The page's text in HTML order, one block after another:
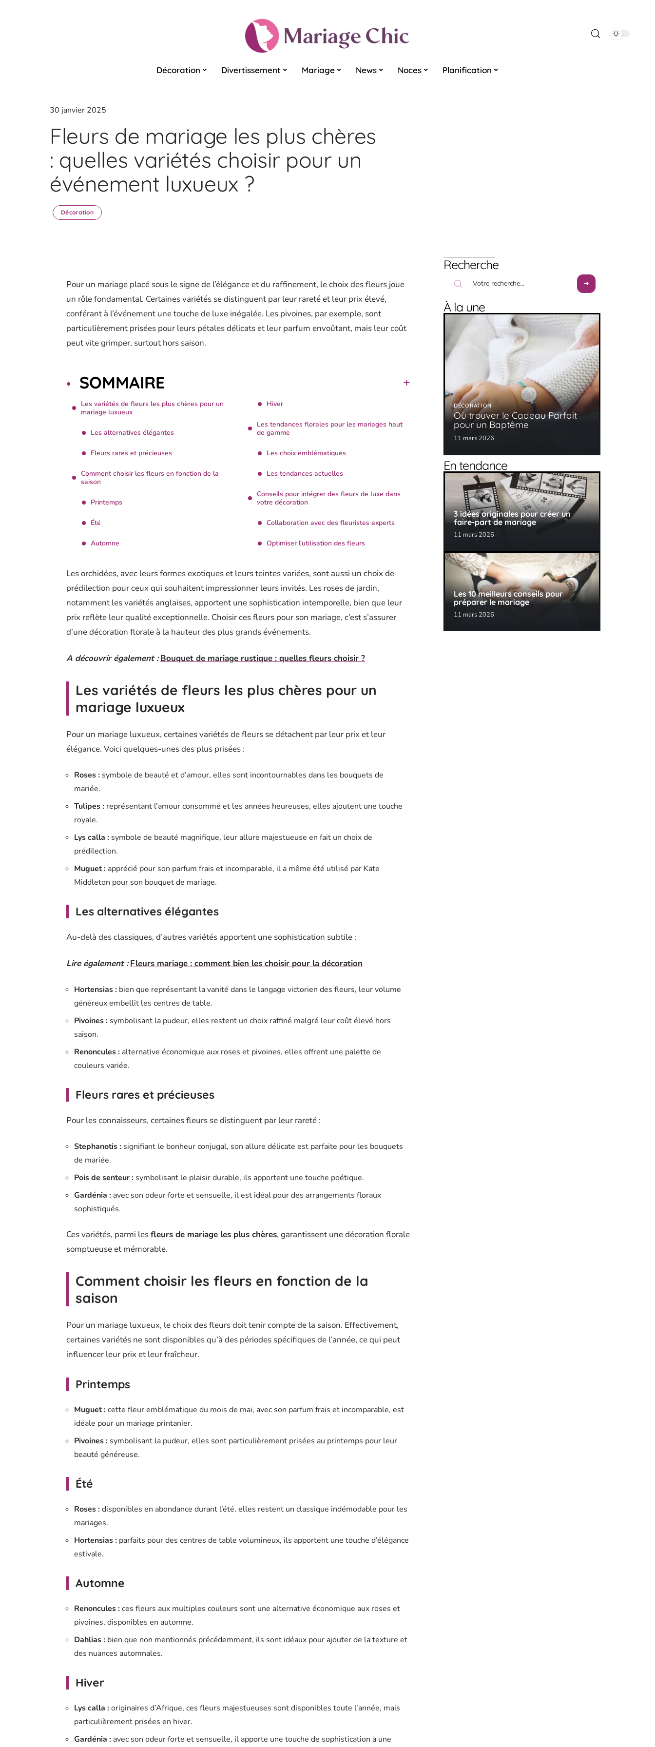
Décoration Divertissement Mariage News Noces Planification
30 janvier 2025
Fleurs de mariage les plus chères
: quelles variétés choisir pour un
événement luxueux ?
Décoration
Pour un mariage placé sous le signe de l’élégance et du raffinement, le choix des fleurs joue
un rôle fondamental. Certaines variétés se distinguent par leur rareté et leur prix élevé,
conférant à l’événement une touche de luxe inégalée. Les pivoines, par exemple, sont
particulièrement prisées pour leurs pétales délicats et leur parfum envoûtant, mais leur coût
peut vite grimper, surtout hors saison.
SOMMAIRE
Les variétés de fleurs les plus chères pour un
mariage luxueux
Les alternatives élégantes
Fleurs rares et précieuses
Comment choisir les fleurs en fonction de la
saison
Printemps
Été
Automne
Hiver
Les tendances florales pour les mariages haut
de gamme
Les choix emblématiques
Les tendances actuelles
Conseils pour intégrer des fleurs de luxe dans
votre décoration
Collaboration avec des fleuristes experts
Optimiser l’utilisation des fleurs
Les orchidées, avec leurs formes exotiques et leurs teintes variées, sont aussi un choix de
prédilection pour ceux qui souhaitent impressionner leurs invités. Les roses de jardin,
notamment les variétés anglaises, apportent une sophistication intemporelle, bien que leur
prix reflète leur qualité exceptionnelle. Choisir ces fleurs pour son mariage, c’est s’assurer
d’une décoration florale à la hauteur des plus grands événements.
A découvrir également : Bouquet de mariage rustique : quelles fleurs choisir ?
Les variétés de fleurs les plus chères pour un
mariage luxueux
Pour un mariage luxueux, certaines variétés de fleurs se détachent par leur prix et leur
élégance. Voici quelques-unes des plus prisées :
Roses : symbole de beauté et d’amour, elles sont incontournables dans les bouquets de
mariée.
Tulipes : représentant l’amour consommé et les années heureuses, elles ajoutent une touche
royale.
Lys calla : symbole de beauté magnifique, leur allure majestueuse en fait un choix de
prédilection.
Muguet : apprécié pour son parfum frais et incomparable, il a même été utilisé par Kate
Middleton pour son bouquet de mariage.
Les alternatives élégantes
Au-delà des classiques, d’autres variétés apportent une sophistication subtile :
Lire également : Fleurs mariage : comment bien les choisir pour la décoration
Hortensias : bien que représentant la vanité dans le langage victorien des fleurs, leur volume
généreux embellit les centres de table.
Pivoines : symbolisant la pudeur, elles restent un choix raffiné malgré leur coût élevé hors
saison.
Renoncules : alternative économique aux roses et pivoines, elles offrent une palette de
couleurs variée.
Fleurs rares et précieuses
Pour les connaisseurs, certaines fleurs se distinguent par leur rareté :
Stephanotis : signifiant le bonheur conjugal, son allure délicate est parfaite pour les bouquets
de mariée.
Pois de senteur : symbolisant le plaisir durable, ils apportent une touche poétique.
Gardénia : avec son odeur forte et sensuelle, il est idéal pour des arrangements floraux
sophistiqués.
Ces variétés, parmi lesfleurs de mariage les plus chères, garantissent une décoration florale
somptueuse et mémorable.
Comment choisir les fleurs en fonction de la
saison
Pour un mariage luxueux, le choix des fleurs doit tenir compte de la saison. Effectivement,
certaines variétés ne sont disponibles qu’à des périodes spécifiques de l’année, ce qui peut
influencer leur prix et leur fraîcheur.
Printemps
Muguet :cette fleur emblématique du mois de mai, avec son parfum frais et incomparable, est
idéale pour un mariage printanier.
Pivoines : symbolisant la pudeur, elles sont particulièrement prisées au printemps pour leur
beauté généreuse.
Été
Roses :disponibles en abondance durant l’été, elles restent un classique indémodable pour les
mariages.
Hortensias : parfaits pour des centres de table volumineux, ils apportent une touche d’élégance
estivale.
Automne
Renoncules :ces fleurs aux multiples couleurs sont une alternative économique aux roses et
pivoines, disponibles en automne.
Dahlias : bien que non mentionnés précédemment, ils sont idéaux pour ajouter de la texture et
des nuances automnales.
Hiver
Lys calla :originaires d’Afrique, ces fleurs majestueuses sont disponibles toute l’année, mais
particulièrement prisées en hiver.
Gardénia : avec son odeur forte et sensuelle, il apporte une touche de sophistication à une
Recherche
À la une
DÉCORATION
Où trouver le Cadeau Parfait
pour un Baptême
11 mars 2026
En tendance
3 idées originales pour créer un
faire-part de mariage
11 mars 2026
Les 10 meilleurs conseils pour
préparer le mariage
11 mars 2026